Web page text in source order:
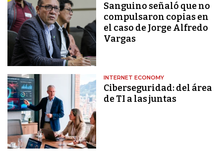
Sanguino señaló que no
compulsaron copias en
el caso de Jorge Alfredo
Vargas
INTERNET ECONOMY
Ciberseguridad: del área
de TI a las juntas